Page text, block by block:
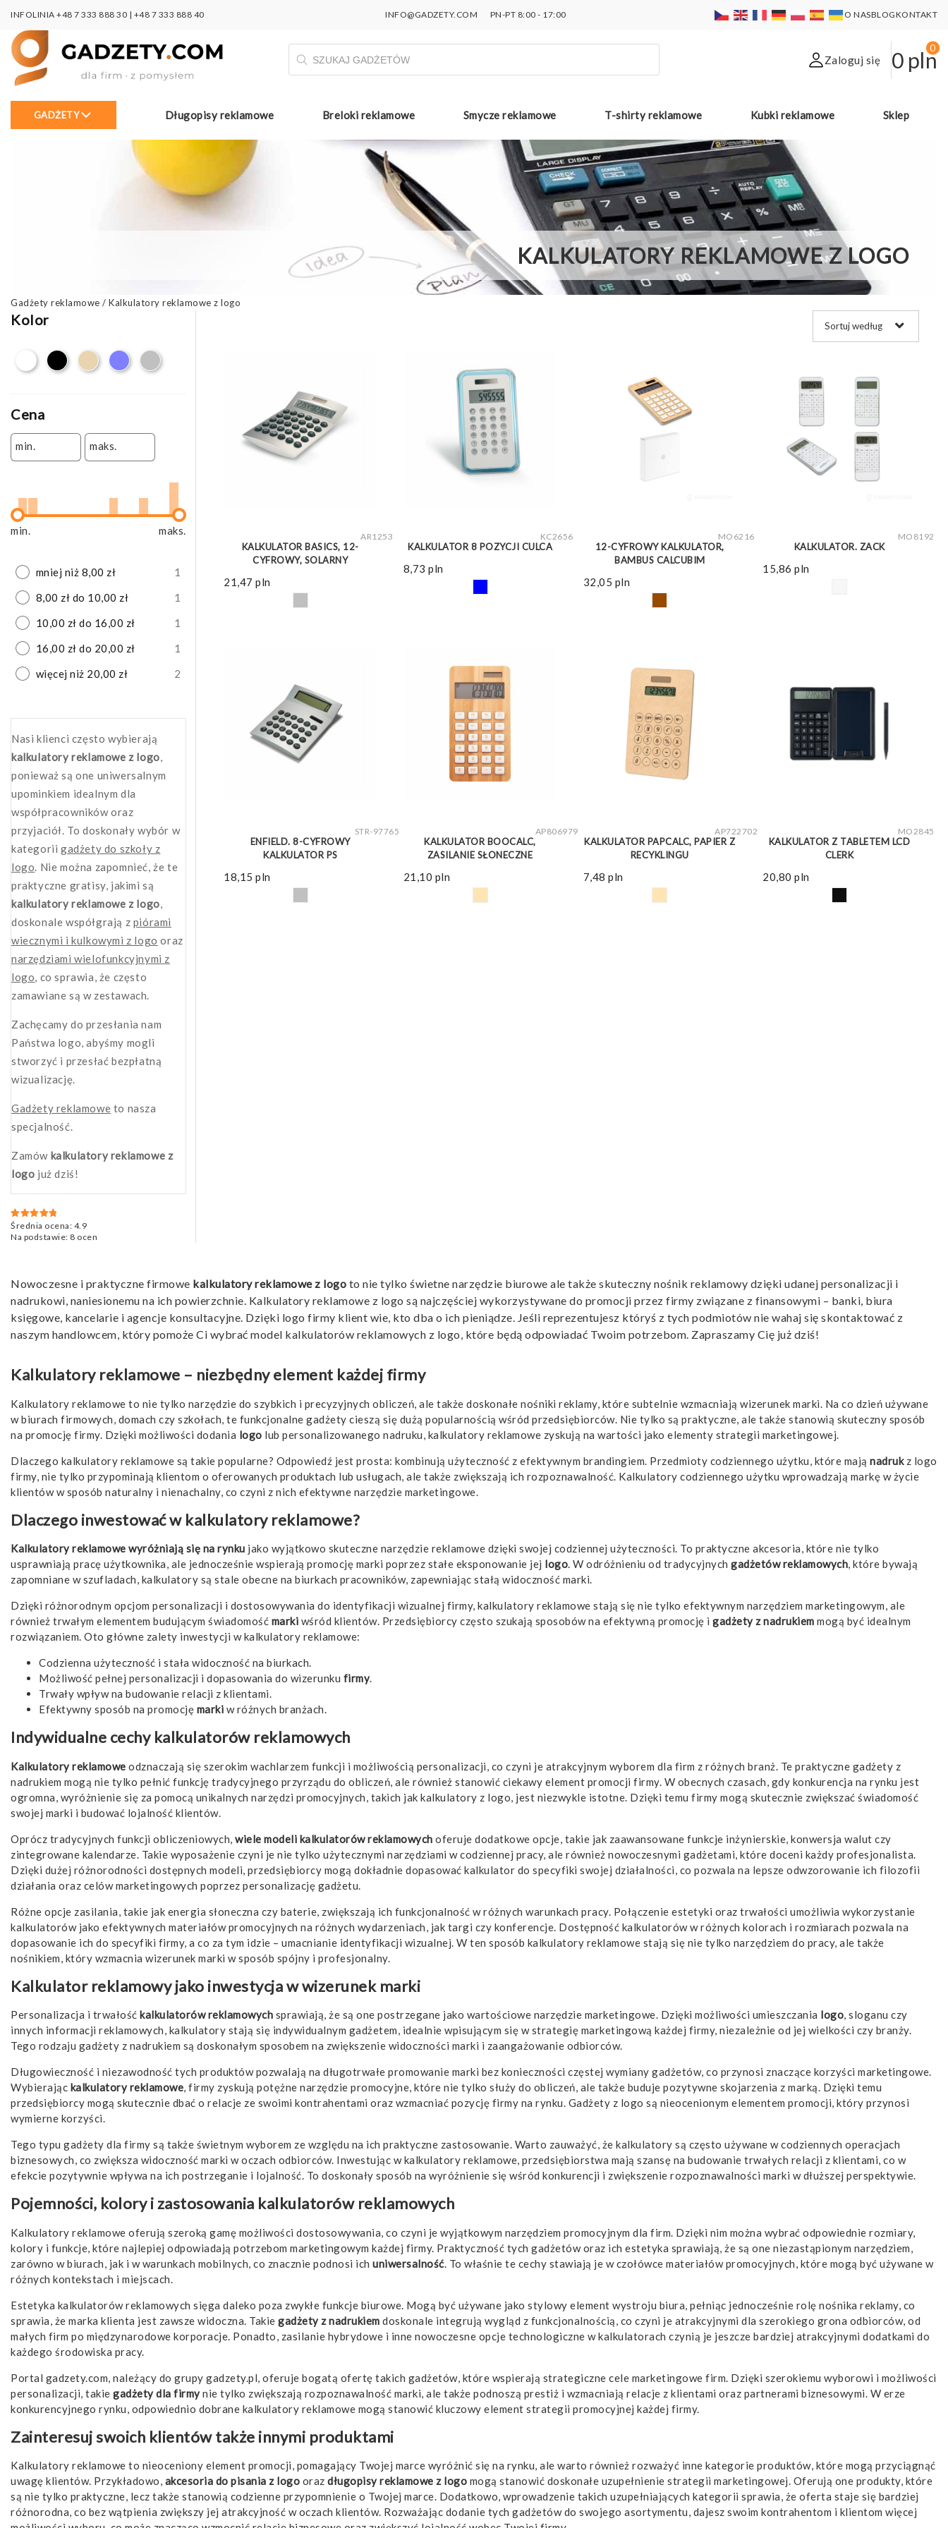
INFOLINIA +48 7 333 888 30 | +48 7 333 888 40 INFO@GADZETY.COM PN-PT 8:00 - 17:00 O NASBLOGKONTAKT
Wyszukiwarka
produktów
Zaloguj się 0 pln
0
GADŻETY Długopisy reklamowe Breloki reklamowe Smycze reklamowe T-shirty reklamowe Kubki reklamowe Sklep
KALKULATORY REKLAMOWE Z LOGO
Gadżety reklamowe / Kalkulatory reklamowe z logo
AR1253
KALKULATOR BASICS, 12-
CYFROWY, SOLARNY
21,47pln
KC2656
KALKULATOR 8 POZYCJI CULCA
8,73pln
MO6216
12-CYFROWY KALKULATOR,
BAMBUS CALCUBIM
32,05 pln
MO8192
KALKULATOR. ZACK
15,86pln
STR-97765
ENFIELD. 8-CYFROWY
KALKULATOR PS
18,15pln
AP806979
KALKULATOR BOOCALC,
ZASILANIE SŁONECZNE
21,10 pln
AP722702
KALKULATOR PAPCALC, PAPIER Z
RECYKLINGU
7,48pln
MO2845
KALKULATOR Z TABLETEM LCD
CLERK
20,80pln
Kolor
Cena
min. maks.
min. maks.
mniej niż 8,00 zł
1
8,00 zł do 10,00 zł
1
10,00 zł do 16,00 zł
1
16,00 zł do 20,00 zł
1
więcej niż 20,00 zł
2
Nasi klienci często wybierają
kalkulatory reklamowe z logo,
ponieważ są one uniwersalnym
upominkiem idealnym dla
współpracowników oraz
przyjaciół. To doskonały wybór w
kategorii gadżety do szkoły z
logo. Nie można zapomnieć, że te
praktyczne gratisy, jakimi są
kalkulatory reklamowe z logo,
doskonale współgrają z piórami
wiecznymi i kulkowymi z logo oraz
narzędziami wielofunkcyjnymi z
logo, co sprawia, że często
zamawiane są w zestawach.
Zachęcamy do przesłania nam
Państwa logo, abyśmy mogli
stworzyć i przesłać bezpłatną
wizualizację.
Gadżety reklamowe to nasza
specjalność.
Zamów kalkulatory reklamowe z
logo już dziś!
Oceniono
4.9
na 5
Średnia ocena: 4.9
Na podstawie: 8 ocen
Nowoczesne i praktyczne firmowe kalkulatory reklamowe z logo to nie tylko świetne narzędzie biurowe ale także skuteczny nośnik reklamowy dzięki udanej personalizacji i
nadrukowi, naniesionemu na ich powierzchnie. Kalkulatory reklamowe z logo są najczęściej wykorzystywane do promocji przez firmy związane z finansowymi – banki, biura
księgowe, kancelarie i agencje konsultacyjne. Dzięki logo firmy klient wie, kto dba o ich pieniądze. Jeśli reprezentujesz któryś z tych podmiotów nie wahaj się skontaktować z
naszym handlowcem, który pomoże Ci wybrać model kalkulatorów reklamowych z logo, które będą odpowiadać Twoim potrzebom. Zapraszamy Cię już dziś!
Kalkulatory reklamowe – niezbędny element każdej firmy
Kalkulatory reklamowe to nie tylko narzędzie do szybkich i precyzyjnych obliczeń, ale także doskonałe nośniki reklamy, które subtelnie wzmacniają wizerunek marki. Na co dzień używane
w biurach firmowych, domach czy szkołach, te funkcjonalne gadżety cieszą się dużą popularnością wśród przedsiębiorców. Nie tylko są praktyczne, ale także stanowią skuteczny sposób
na promocję firmy. Dzięki możliwości dodania logo lub personalizowanego nadruku, kalkulatory reklamowe zyskują na wartości jako elementy strategii marketingowej.
Dlaczego kalkulatory reklamowe są takie popularne? Odpowiedź jest prosta: kombinują użyteczność z efektywnym brandingiem. Przedmioty codziennego użytku, które mają nadrukz logo
firmy, nie tylko przypominają klientom o oferowanych produktach lub usługach, ale także zwiększają ich rozpoznawalność. Kalkulatory codziennego użytku wprowadzają markę w życie
klientów w sposób naturalny i nienachalny, co czyni z nich efektywne narzędzie marketingowe.
Dlaczego inwestować w kalkulatory reklamowe?
Kalkulatory reklamowe wyróżniają się na rynku jako wyjątkowo skuteczne narzędzie reklamowe dzięki swojej codziennej użyteczności. To praktyczne akcesoria, które nie tylko
usprawniają pracę użytkownika, ale jednocześnie wspierają promocję marki poprzez stałe eksponowanie jej logo. W odróżnieniu od tradycyjnych gadżetów reklamowych, które bywają
zapomniane w szufladach, kalkulatory są stale obecne na biurkach pracowników, zapewniając stałą widoczność marki.
Dzięki różnorodnym opcjom personalizacji i dostosowywania do identyfikacji wizualnej firmy, kalkulatory reklamowe stają się nie tylko efektywnym narzędziem marketingowym, ale
również trwałym elementem budującym świadomość marki wśród klientów. Przedsiębiorcy często szukają sposobów na efektywną promocję i gadżety z nadrukiem mogą być idealnym
rozwiązaniem. Oto główne zalety inwestycji w kalkulatory reklamowe:
Codzienna użyteczność i stała widoczność na biurkach.
Możliwość pełnej personalizacji i dopasowania do wizerunku firmy.
Trwały wpływ na budowanie relacji z klientami.
Efektywny sposób na promocję marki w różnych branżach.
Indywidualne cechy kalkulatorów reklamowych
Kalkulatory reklamowe odznaczają się szerokim wachlarzem funkcji i możliwością personalizacji, co czyni je atrakcyjnym wyborem dla firm z różnych branż. Te praktyczne gadżety z
nadrukiem mogą nie tylko pełnić funkcję tradycyjnego przyrządu do obliczeń, ale również stanowić ciekawy element promocji firmy. W obecnych czasach, gdy konkurencja na rynku jest
ogromna, wyróżnienie się za pomocą unikalnych narzędzi promocyjnych, takich jak kalkulatory z logo, jest niezwykle istotne. Dzięki temu firmy mogą skutecznie zwiększać świadomość
swojej marki i budować lojalność klientów.
Oprócz tradycyjnych funkcji obliczeniowych, wiele modeli kalkulatorów reklamowych oferuje dodatkowe opcje, takie jak zaawansowane funkcje inżynierskie, konwersja walut czy
zintegrowane kalendarze. Takie wyposażenie czyni je nie tylko użytecznymi narzędziami w codziennej pracy, ale również nowoczesnymi gadżetami, które doceni każdy profesjonalista.
Dzięki dużej różnorodności dostępnych modeli, przedsiębiorcy mogą dokładnie dopasować kalkulator do specyfiki swojej działalności, co pozwala na lepsze odwzorowanie ich filozofii
działania oraz celów marketingowych poprzez personalizację gadżetu.
Różne opcje zasilania, takie jak energia słoneczna czy baterie, zwiększają ich funkcjonalność w różnych warunkach pracy. Połączenie estetyki oraz trwałości umożliwia wykorzystanie
kalkulatorów jako efektywnych materiałów promocyjnych na różnych wydarzeniach, jak targi czy konferencje. Dostępność kalkulatorów w różnych kolorach i rozmiarach pozwala na
dopasowanie ich do specyfiki firmy, a co za tym idzie – umacnianie identyfikacji wizualnej. W ten sposób kalkulatory reklamowe stają się nie tylko narzędziem do pracy, ale także
nośnikiem, który wzmacnia wizerunek marki w sposób spójny i profesjonalny.
Kalkulator reklamowy jako inwestycja w wizerunek marki
Personalizacja i trwałość kalkulatorów reklamowych sprawiają, że są one postrzegane jako wartościowe narzędzie marketingowe. Dzięki możliwości umieszczania logo, sloganu czy
innych informacji reklamowych, kalkulatory stają się indywidualnym gadżetem, idealnie wpisującym się w strategię marketingową każdej firmy, niezależnie od jej wielkości czy branży.
Tego rodzaju gadżety z nadrukiem są doskonałym sposobem na zwiększenie widoczności marki i zaangażowanie odbiorców.
Długowieczność i niezawodność tych produktów pozwalają na długotrwałe promowanie marki bez konieczności częstej wymiany gadżetów, co przynosi znaczące korzyści marketingowe.
Wybierając kalkulatory reklamowe, firmy zyskują potężne narzędzie promocyjne, które nie tylko służy do obliczeń, ale także buduje pozytywne skojarzenia z marką. Dzięki temu
przedsiębiorcy mogą skutecznie dbać o relacje ze swoimi kontrahentami oraz wzmacniać pozycję firmy na rynku. Gadżety z logo są nieocenionym elementem promocji, który przynosi
wymierne korzyści.
Tego typu gadżety dla firmy są także świetnym wyborem ze względu na ich praktyczne zastosowanie. Warto zauważyć, że kalkulatory są często używane w codziennych operacjach
biznesowych, co zwiększa widoczność marki w oczach odbiorców. Inwestując w kalkulatory reklamowe, przedsiębiorstwa mają szansę na budowanie trwałych relacji z klientami, co w
efekcie pozytywnie wpływa na ich postrzeganie i lojalność. To doskonały sposób na wyróżnienie się wśród konkurencji i zwiększenie rozpoznawalności marki w dłuższej perspektywie.
Pojemności, kolory i zastosowania kalkulatorów reklamowych
Kalkulatory reklamowe oferują szeroką gamę możliwości dostosowywania, co czyni je wyjątkowym narzędziem promocyjnym dla firm. Dzięki nim można wybrać odpowiednie rozmiary,
kolory i funkcje, które najlepiej odpowiadają potrzebom marketingowym każdej firmy. Praktyczność tych gadżetów oraz ich estetyka sprawiają, że są one niezastąpionym narzędziem,
zarówno w biurach, jak i w warunkach mobilnych, co znacznie podnosi ich uniwersalność . To właśnie te cechy stawiają je w czołówce materiałów promocyjnych, które mogą być używane w
różnych kontekstach i miejscach.
Estetyka kalkulatorów reklamowych sięga daleko poza zwykłe funkcje biurowe. Mogą być używane jako stylowy element wystroju biura, pełniąc jednocześnie rolę nośnika reklamy, co
sprawia, że marka klienta jest zawsze widoczna. Takie gadżety z nadrukiem doskonale integrują wygląd z funkcjonalnością, co czyni je atrakcyjnymi dla szerokiego grona odbiorców, od
małych firm po międzynarodowe korporacje. Ponadto, zasilanie hybrydowe i inne nowoczesne opcje technologiczne w kalkulatorach czynią je jeszcze bardziej atrakcyjnymi dodatkami do
każdego środowiska pracy.
Portal gadzety.com, należący do grupy gadzety.pl, oferuje bogatą ofertę takich gadżetów, które wspierają strategiczne cele marketingowe firm. Dzięki szerokiemu wyborowi i możliwości
personalizacji, takie gadżety dla firmynie tylko zwiększają rozpoznawalność marki, ale także podnoszą prestiż i wzmacniają relacje z klientami oraz partnerami biznesowymi. W erze
konkurencyjnego rynku, odpowiednio dobrane kalkulatory reklamowe mogą stanowić kluczowy element strategii promocyjnej każdej firmy.
Zainteresuj swoich klientów także innymi produktami
Kalkulatory reklamowe to nieoceniony element promocji, pomagający Twojej marce wyróżnić się na rynku, ale warto również rozważyć inne kategorie produktów, które mogą przyciągnąć
uwagę klientów. Przykładowo, akcesoria do pisania z logo oraz długopisy reklamowe z logo mogą stanowić doskonałe uzupełnienie strategii marketingowej. Oferują one produkty, które
są nie tylko praktyczne, lecz także stanowią codzienne przypomnienie o Twojej marce. Dodatkowo, wprowadzenie takich uzupełniających kategorii sprawia, że oferta staje się bardziej
różnorodna, co bez wątpienia zwiększy jej atrakcyjność w oczach klientów. Rozważając dodanie tych gadżetów do swojego asortymentu, dajesz swoim kontrahentom i klientom więcej